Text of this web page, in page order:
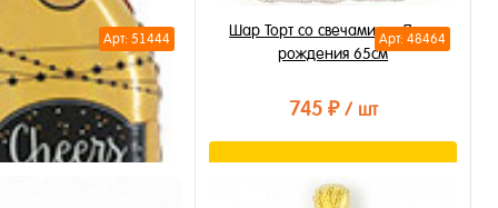
В избранное
Арт: 51444 Арт: 48464
Шар Торт со свечами на День
рождения 65см
745 ₽ / шт